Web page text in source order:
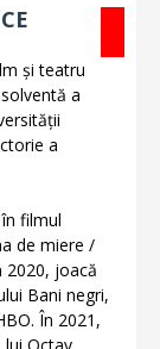
și teatru
a
a
filmul
de miere /
2020, joacă
Bani negri,
În 2021,